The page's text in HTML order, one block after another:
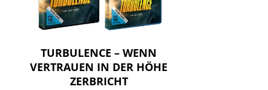
TURBULENCE – WENN
VERTRAUEN IN DER HÖHE
ZERBRICHT